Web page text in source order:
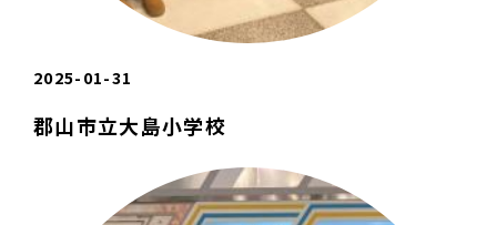
2025-01-31
郡山市立大島小学校